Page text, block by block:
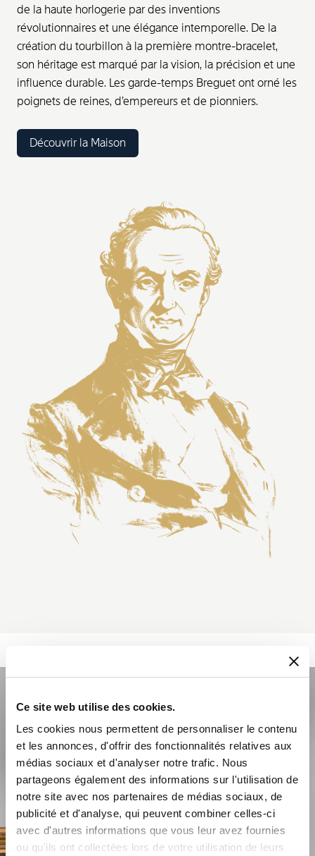
Ce site web utilise des cookies.
Les cookies nous permettent de personnaliser le contenu
et les annonces, d'offrir des fonctionnalités relatives aux
médias sociaux et d'analyser notre trafic. Nous
partageons également des informations sur l'utilisation de
notre site avec nos partenaires de médias sociaux, de
publicité et d'analyse, qui peuvent combiner celles-ci
avec d'autres informations que vous leur avez fournies
ou qu'ils ont collectées lors de votre utilisation de leurs
de la haute horlogerie par des inventions
révolutionnaires et une élégance intemporelle. De la
création du tourbillon à la première montre-bracelet,
son héritage est marqué par la vision, la précision et une
influence durable. Les garde-temps Breguet ont orné les
poignets de reines, d’empereurs et de pionniers.
Découvrir la Maison